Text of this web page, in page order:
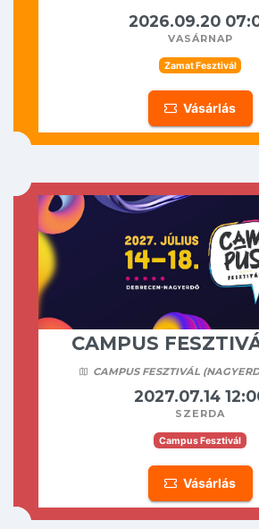
2026.09.20
vasárnap
Zamat Fesztivál
Vásárlás
CAMPUS
CAMPUS FESZTIVÁL
2027.07.14
szerda
Campus Fesztivál
Vásárlás